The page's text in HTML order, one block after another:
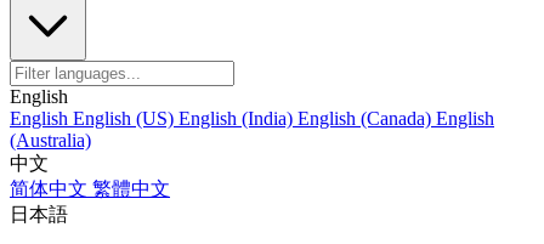
English
English English (US) English (India) English (Canada) English
(Australia)
中文
简体中文 繁體中文
日本語